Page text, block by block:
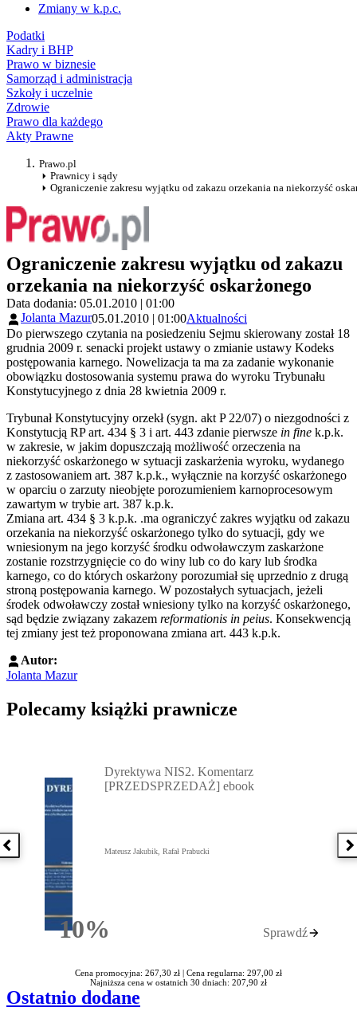
Zmiany w k.p.c.
Podatki
Kadry i BHP
Prawo w biznesie
Samorząd i administracja
Szkoły i uczelnie
Zdrowie
Prawo dla każdego
Akty Prawne
Prawo.pl
Prawnicy i sądy
Ograniczenie zakresu wyjątku od zakazu orzekania na niekorzyść
Ograniczenie zakresu wyjątku od zakazu
orzekania na niekorzyść oskarżonego
Data dodania: 05.01.2010 | 01:00
Jolanta Mazur05.01.2010 | 01:00Aktualności
Do pierwszego czytania na posiedzeniu Sejmu skierowany został 18
grudnia 2009 r. senacki projekt ustawy o zmianie ustawy Kodeks
postępowania karnego. Nowelizacja ta ma za zadanie wykonanie
obowiązku dostosowania systemu prawa do wyroku Trybunału
Konstytucyjnego z dnia 28 kwietnia 2009 r.
Trybunał Konstytucyjny orzekł (sygn. akt P 22/07) o niezgodności z
Konstytucją RP art. 434 § 3 i art. 443 zdanie pierwsze in fine k.p.k.
w zakresie, w jakim dopuszczają możliwość orzeczenia na
niekorzyść oskarżonego w sytuacji zaskarżenia wyroku, wydanego
z zastosowaniem art. 387 k.p.k., wyłącznie na korzyść oskarżonego
w oparciu o zarzuty nieobjęte porozumieniem karnoprocesowym
zawartym w trybie art. 387 k.p.k.
Zmiana art. 434 § 3 k.p.k. .ma ograniczyć zakres wyjątku od zakazu
orzekania na niekorzyść oskarżonego tylko do sytuacji, gdy we
wniesionym na jego korzyść środku odwoławczym zaskarżone
zostanie rozstrzygnięcie co do winy lub co do kary lub środka
karnego, co do których oskarżony porozumiał się uprzednio z drugą
stroną postępowania karnego. W pozostałych sytuacjach, jeżeli
środek odwoławczy został wniesiony tylko na korzyść oskarżonego,
sąd będzie związany zakazem reformationis in peius. Konsekwencją
tej zmiany jest też proponowana zmiana art. 443 k.p.k.
Autor:
Jolanta Mazur
Polecamy książki prawnicze
Poprzednia książka
10%Rabatu
Dyrektywa NIS2. Komentarz
[PRZEDSPRZEDAŻ] ebook
Mateusz Jakubik, Rafał Prabucki
Sprawdź
Cena promocyjna: 267,30 zł | Cena regularna: 297,00 zł
Najniższa cena w ostatnich 30 dniach: 207,90 zł
Ostatnio dodane